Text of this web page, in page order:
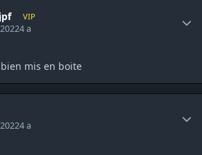
VIP
4 a
mis en boite
4 a